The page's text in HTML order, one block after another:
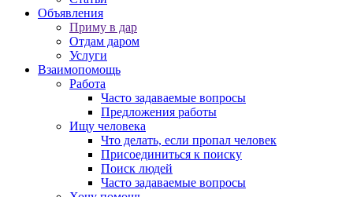
Объявления
Приму в дар
Отдам даром
Услуги
Взаимопомощь
Работа
Часто задаваемые вопросы
Предложения работы
Ищу человека
Что делать, если пропал человек
Присоединиться к поиску
Поиск людей
Часто задаваемые вопросы